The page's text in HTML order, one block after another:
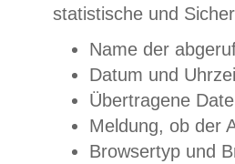
statistische und
Name der
Datum und
Übertragene
Meldung, ob der
Browsertyp und